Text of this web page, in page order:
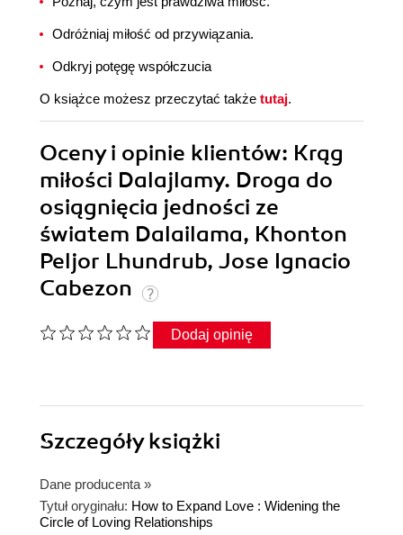
Odróżniaj miłość od przywiązania.
Odkryj potęgę współczucia
O książce możesz przeczytać także tutaj.
Oceny i opinie klientów: Krąg
miłości Dalajlamy. Droga do
osiągnięcia jedności ze
światem Dalailama, Khonton
Peljor Lhundrub, Jose Ignacio
Cabezon
Dodaj opinię
Szczegółyksiążki
Dane producenta »
Tytuł oryginału: How to Expand Love : Widening the
Circle of Loving Relationships